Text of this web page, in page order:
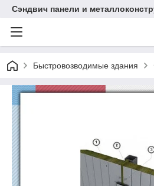
Сэндвич панели и
Быстровозводимые здания